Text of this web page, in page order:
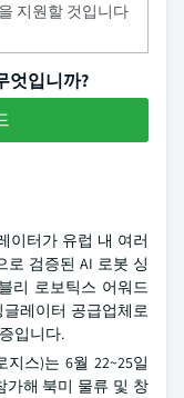
지원할 것입니다
엇입니까?
이터가 유럽 내 여러
로 검증된 AI 로봇 싱
리 로보틱스 어워드
레이터 공급업체로
입니다.
스)는 6월 22~25일
가해 북미 물류 및 창